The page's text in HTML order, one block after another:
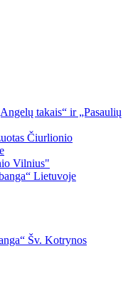
takais“ ir „Pasaulių
Čiurlionio
Vilnius"
Lietuvoje
Šv. Kotrynos